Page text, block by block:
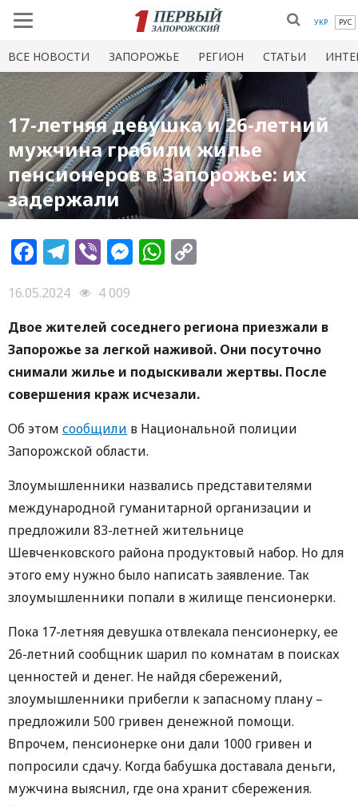
УКР РУС
ВСЕ НОВОСТИ ЗАПОРОЖЬЕ РЕГИОН СТАТЬИ
17-летняя девушка и 26-летний
мужчина грабили жилье
пенсионеров в Запорожье: их
задержали
Facebook
Telegram
ViberMessenger
WhatsApp
16.05.2024
4 009
Двое жителей соседнего региона приезжали в
Запорожье за легкой наживой. Они посуточно
снимали жилье и подыскивали жертвы. После
совершения краж исчезали.
Об этом сообщили в Национальной полиции
Запорожской области.
Злоумышленники назвались представителями
международной гуманитарной организации и
предложили 83-летней жительнице
Шевченковского района продуктовый набор. Но для
этого ему нужно было написать заявление. Так
злоумышленники попали в жилище пенсионерки.
Пока 17-летняя девушка отвлекала пенсионерку, ее
26-летний сообщник шарил по комнатам в поисках
ценностей и денег. Не найдя сбережений,
злоумышленники прибегли к запасному плану –
предложили 500 гривен денежной помощи.
Впрочем, пенсионерке они дали 1000 гривен и
попросили сдачу. Когда бабушка доставала деньги,
мужчина выяснил, где она хранит сбережения.